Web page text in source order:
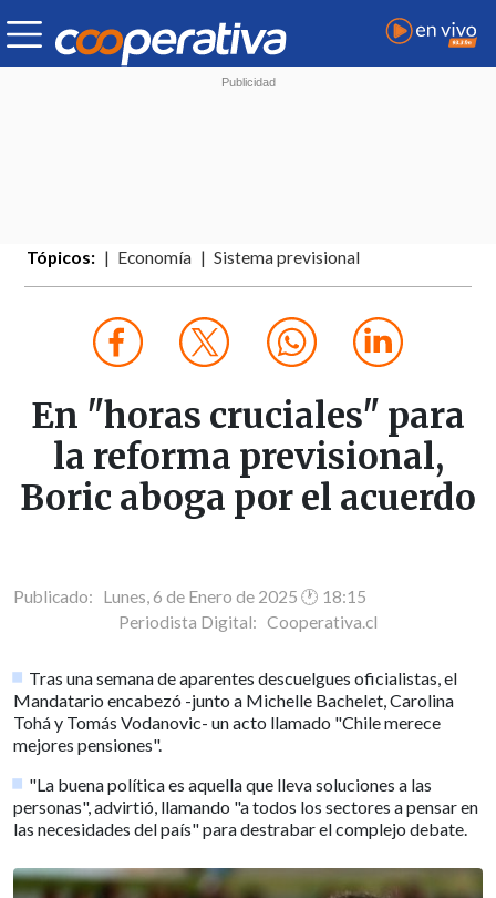
Tópicos: Economía Sistema previsional
En "horas cruciales" para
la reforma previsional,
Boric aboga por el acuerdo
Publicado: Lunes, 6 de Enero de 2025 🕐 18:15
Periodista Digital: Cooperativa.cl
Tras una semana de aparentes descuelgues oficialistas, el
Mandatario encabezó -junto a Michelle Bachelet, Carolina
Tohá y Tomás Vodanovic- un acto llamado "Chile merece
mejores pensiones".
"La buena política es aquella que lleva soluciones a las
personas", advirtió, llamando "a todos los sectores a pensar en
las necesidades del país" para destrabar el complejo debate.